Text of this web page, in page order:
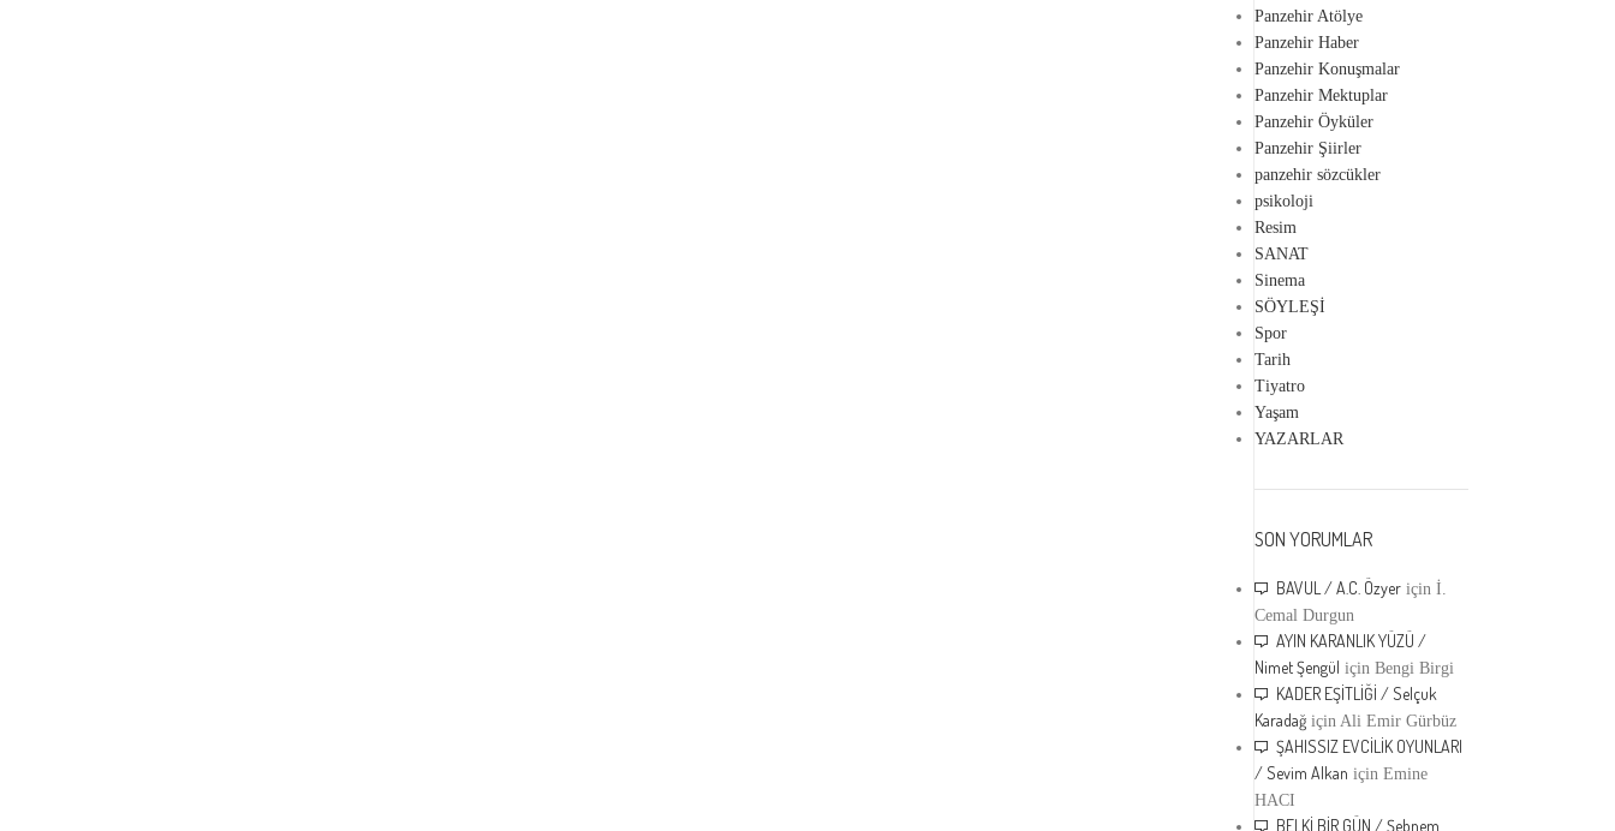
Panzehir Atölye
Panzehir Haber
Panzehir Konuşmalar
Panzehir Mektuplar
Panzehir Öyküler
Panzehir Şiirler
panzehir sözcükler
psikoloji
Resim
SANAT
Sinema
SÖYLEŞİ
Spor
Tarih
Tiyatro
Yaşam
YAZARLAR
SON YORUMLAR
BAVUL / A.C. Özyer içinİ.
Cemal Durgun
AYIN KARANLIK YÜZÜ /
Nimet Şengül içinBengi Birgi
KADER EŞİTLİĞİ / Selçuk
Karadağ içinAli Emir Gürbüz
ŞAHISSIZ EVCİLİK OYUNLARI
/ Sevim Alkan içinEmine
HACI
BELKİ BİR GÜN / Şebnem